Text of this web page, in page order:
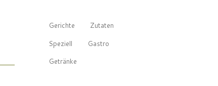
Gerichte
Zutaten
Speziell
Gastro
Getränke